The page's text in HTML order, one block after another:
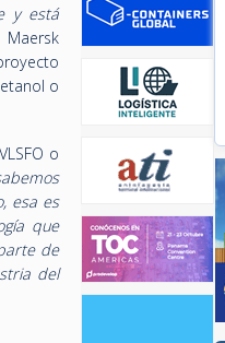
y está
o
o
esa es
que
de
del